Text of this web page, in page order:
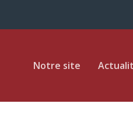
Notre site